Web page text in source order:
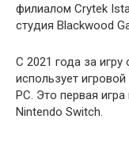
филиалом Crytek
студия Blackwood
С 2021 года за
использует
PC. Это первая
Nintendo Switch.